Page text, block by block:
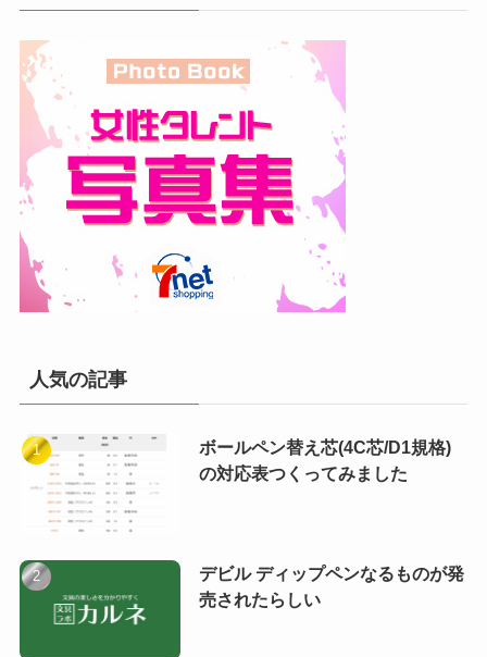
人気の記事
ボールペン替え芯(4C芯/D1規格)
の対応表つくってみました
デビル ディップペンなるものが発
売されたらしい